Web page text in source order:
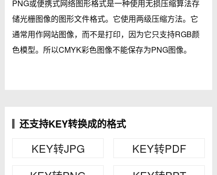
PNG或便携式网络图形格式是一种使用无损压缩算法存
储光栅图像的图形文件格式。它使用两级压缩方法。它
通常用作网站图像，而不是打印，因为它只支持RGB颜
色模型。所以CMYK彩色图像不能保存为PNG图像。
还支持KEY转换成的格式
KEY转JPG
KEY转PDF